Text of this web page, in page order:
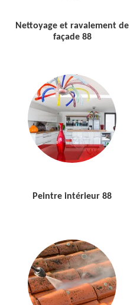
Nettoyage et ravalement de
façade 88
Peintre intérieur 88